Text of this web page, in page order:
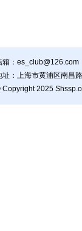
箱：
址：上海市黄浦区南
Copyright 2025